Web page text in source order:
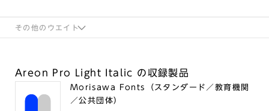
その他のウエイト
Areon Pro Light Italic の収録製品
Morisawa Fonts（スタンダード／教育機関
／公共団体）